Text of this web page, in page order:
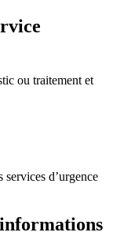
ou traitement et
services d’urgence